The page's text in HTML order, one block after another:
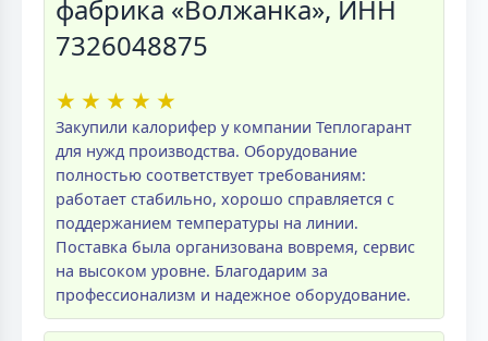
фабрика «Волжанка», ИНН
7326048875
★ ★ ★ ★ ★
Закупили калорифер у компании Теплогарант
для нужд производства. Оборудование
полностью соответствует требованиям:
работает стабильно, хорошо справляется с
поддержанием температуры на линии.
Поставка была организована вовремя, сервис
на высоком уровне. Благодарим за
профессионализм и надежное оборудование.